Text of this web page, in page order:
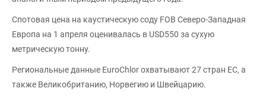
Спотовая цена на каустическую соду FOB Северо-Западная
Европа на 1 апреля оценивалась в USD550 за сухую
метрическую тонну.
Региональные данные EuroChlor охватывают 27 стран ЕС, а
также Великобританию, Норвегию и Швейцарию.